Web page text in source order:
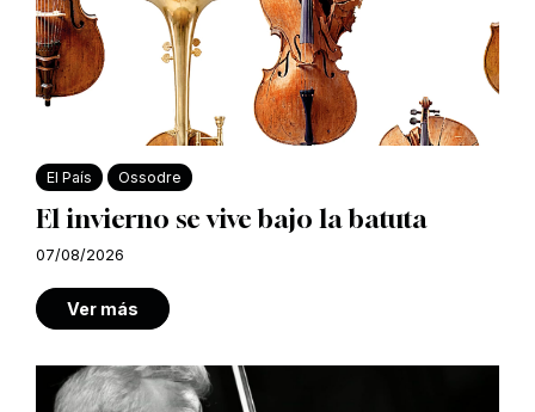
El País Ossodre
El invierno se vive bajo la batuta
07/08/2026
Ver más